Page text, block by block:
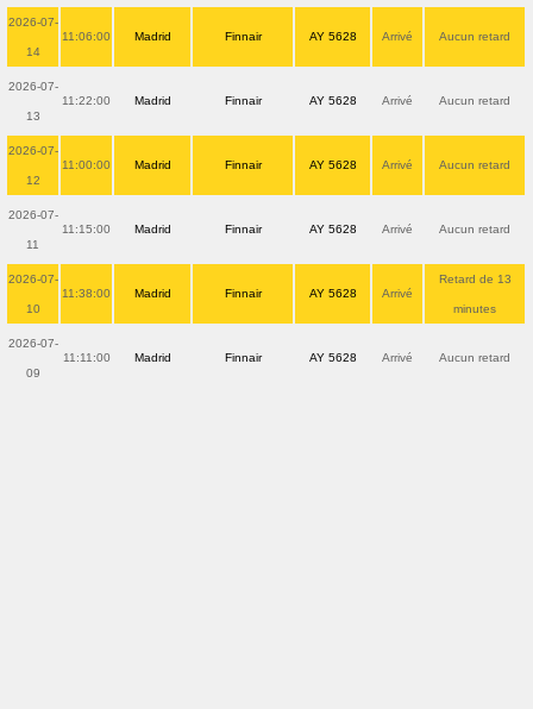
2026-07-
14
11:06:00 Madrid Finnair AY 5628 Arrivé Aucun retard
2026-07-
13
11:22:00 Madrid Finnair AY 5628 Arrivé Aucun retard
2026-07-
12
11:00:00 Madrid Finnair AY 5628 Arrivé Aucun retard
2026-07-
11
11:15:00 Madrid Finnair AY 5628 Arrivé Aucun retard
2026-07-
10
11:38:00 Madrid Finnair AY 5628 Arrivé
Retard de 13
minutes
2026-07-
09
11:11:00 Madrid Finnair AY 5628 Arrivé Aucun retard